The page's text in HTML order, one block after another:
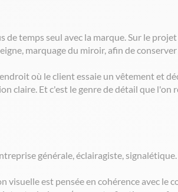
temps seul avec la marque. Sur le
marquage du miroir, afin de
où le client essaie un vêtement et
claire. Et c'est le genre de détail que l'on
générale, éclairagiste,
est pensée en cohérence avec le